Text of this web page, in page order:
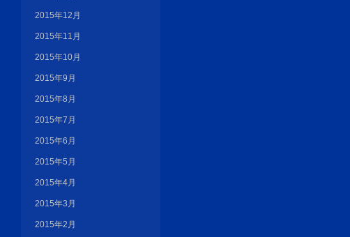
2015年12月
2015年11月
2015年10月
2015年9月
2015年8月
2015年7月
2015年6月
2015年5月
2015年4月
2015年3月
2015年2月